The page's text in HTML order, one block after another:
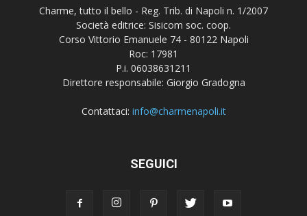
Charme, tutto il bello - Reg. Trib. di Napoli n. 1/2007
Società editrice: Sisicom soc. coop.
Corso Vittorio Emanuele 74 - 80122 Napoli
Roc: 17981
P.i. 06038631211
Direttore responsabile: Giorgio Gradogna
Contattaci: info@charmenapoli.it
SEGUICI